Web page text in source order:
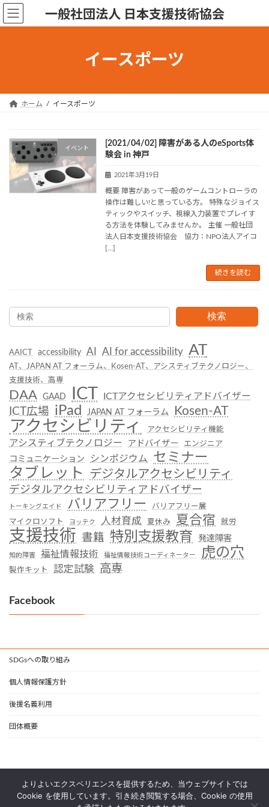
コ
ン
キ
ナ
ビ
に
一般社団法人 日本支援技術協会
イースポーツ
ホーム イースポーツ
イベント
[2021/04/02] 障害がある人のeSports体
験会 in 神戸
2021年3月19日
概要 障害があって一般のゲームコントローラの
操作は難しい!と思っている方。 特殊なジョイス
ティックやスイッチ、視線入力装置でプレイす
る方法を体験してみませんか。 主催 一般社団
法人日本支援技術協会 協力：NPO法人アイコ
[…]
続きを読む
検索
AAICT accessibility AI AI for accessibility AT
AT、JAPAN AT フォーラム、Kosen-AT、アシスティブテクノロジー、
支援技術、高専
DAA GAAD ICT ICTアクセシビリティアドバイザー
ICT広場 iPad JAPAN AT フォーラム Kosen-AT
アクセシビリティ アクセシビリティ機能
アシスティブテクノロジー アドバイザー エンジニア
コミュニケーション シンポジウム セミナー
タブレット デジタルアクセシビリティ
デジタルアクセシビリティアドバイザー
トーキングエイド バリアフリー バリアフリー展
マイクロソフト ヨッテク 人材育成 夏休み 夏合宿 就労
支援技術 書籍 特別支援教育 発達障害
知的障害 福祉情報技術 福祉情報技術コーディネーター 虎の穴
製作キット 認定試験 高専
Facebook
SDGsへの取り組み
個人情報保護方針
後援名義利用
団体概要
よりよいエクスペリエンスを提供するため、当ウェブサイトでは
Cookie を使用しています。引き続き閲覧する場合、Cookie の使用